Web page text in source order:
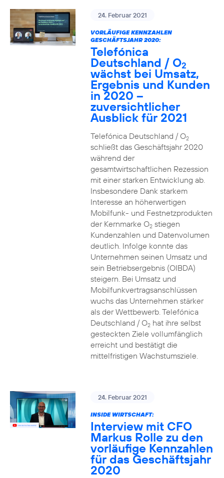
24. Februar 2021
VORLÄUFIGE KENNZAHLEN
GESCHÄFTSJAHR 2020:
Telefónica
Deutschland / O2
wächst bei Umsatz,
Ergebnis und Kunden
in 2020 –
zuversichtlicher
Ausblick für 2021
Telefónica Deutschland / O2
schließt das Geschäftsjahr 2020
während der
gesamtwirtschaftlichen Rezession
mit einer starken Entwicklung ab.
Insbesondere Dank starkem
Interesse an höherwertigen
Mobilfunk- und Festnetzprodukten
der Kernmarke O2stiegen
Kundenzahlen und Datenvolumen
deutlich. Infolge konnte das
Unternehmen seinen Umsatz und
sein Betriebsergebnis (OIBDA)
steigern. Bei Umsatz und
Mobilfunkvertragsanschlüssen
wuchs das Unternehmen stärker
als der Wettbewerb. Telefónica
Deutschland / O2hat ihre selbst
gesteckten Ziele vollumfänglich
erreicht und bestätigt die
mittelfristigen Wachstumsziele.
24. Februar 2021
INSIDE WIRTSCHAFT:
Interview mit CFO
Markus Rolle zu den
vorläufige Kennzahlen
für das Geschäftsjahr
2020